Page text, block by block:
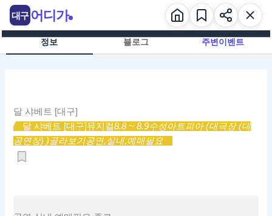
츠
정보 블로그 주변이벤트
달 샤베트 [대구]
달 샤베트 [대구]뮤지컬8.8 ~ 8.9수성아트피아 (대극장 (대
공연장) )골라보기공연,실내,예매필요
대구 어디가